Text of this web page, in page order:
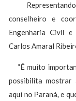
Representando
conselheiro e
Engenharia Civil
Carlos Amaral
“É muito
possibilita mostrar
aqui no Paraná, e